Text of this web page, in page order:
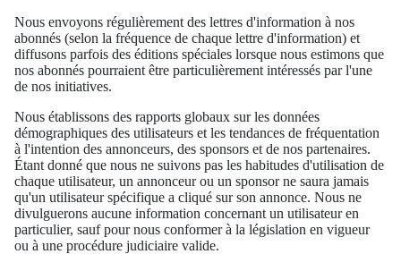
Nous envoyons régulièrement des lettres d'information à nos
abonnés (selon la fréquence de chaque lettre d'information) et
diffusons parfois des éditions spéciales lorsque nous estimons que
nos abonnés pourraient être particulièrement intéressés par l'une
de nos initiatives.
Nous établissons des rapports globaux sur les données
démographiques des utilisateurs et les tendances de fréquentation
à l'intention des annonceurs, des sponsors et de nos partenaires.
Étant donné que nous ne suivons pas les habitudes d'utilisation de
chaque utilisateur, un annonceur ou un sponsor ne saura jamais
qu'un utilisateur spécifique a cliqué sur son annonce. Nous ne
divulguerons aucune information concernant un utilisateur en
particulier, sauf pour nous conformer à la législation en vigueur
ou à une procédure judiciaire valide.